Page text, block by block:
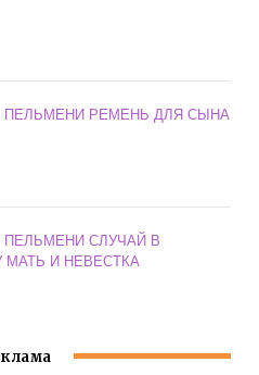
ПЕЛЬМЕНИ РЕМЕНЬ ДЛЯ СЫНА
ПЕЛЬМЕНИ СЛУЧАЙ В
МАТЬ И НЕВЕСТКА